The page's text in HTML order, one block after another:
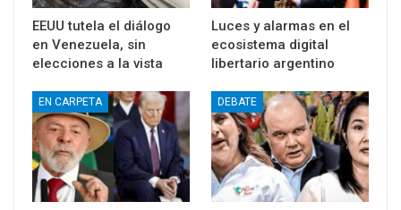
EEUU tutela el diálogo
en Venezuela, sin
elecciones a la vista
Luces y alarmas en el
ecosistema digital
libertario argentino
EN CARPETA DEBATE